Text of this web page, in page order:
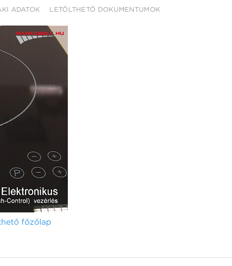
ADATOK LETÖLTHETŐ DOKUMENTUMOK
főzőlap